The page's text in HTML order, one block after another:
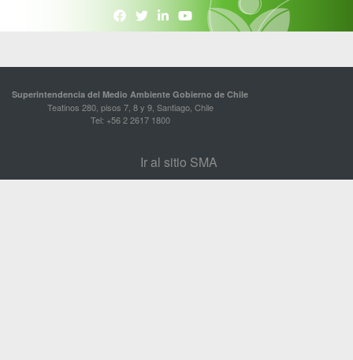
Superintendencia del Medio Ambiente Gobierno de Chile
Teatinos 280, pisos 7, 8 y 9, Santiago, Chile
Tel: +56 2 2617 1800
Ir al sitio SMA